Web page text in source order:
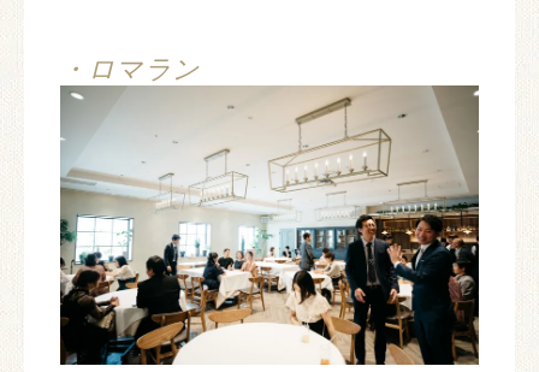
・ロマラン